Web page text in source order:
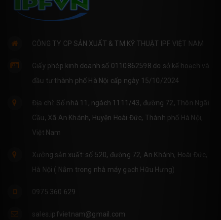
CÔNG TY CP SẢN XUẤT & TM KỸ THUẬT IPF VIỆT NAM
Giấy phép kinh doanh số 0110862598 do sở kế hoạch và
đầu tư thành phố Hà Nội cấp ngày 15/10/2024
Địa chỉ: Số nhà 11, ngách 1111/43, đường 72, Thôn Ngãi
Cầu, Xã An Khánh, Huyện Hoài Đức, Thành phố Hà Nội,
Việt Nam
Xưởng sản xuất: số 520, đường 72, An Khánh, Hoài Đức,
Hà Nội ( Nằm trong nhà máy gạch Hữu Hưng)
0975.360.629
sales.ipfvietnam@gmail.com